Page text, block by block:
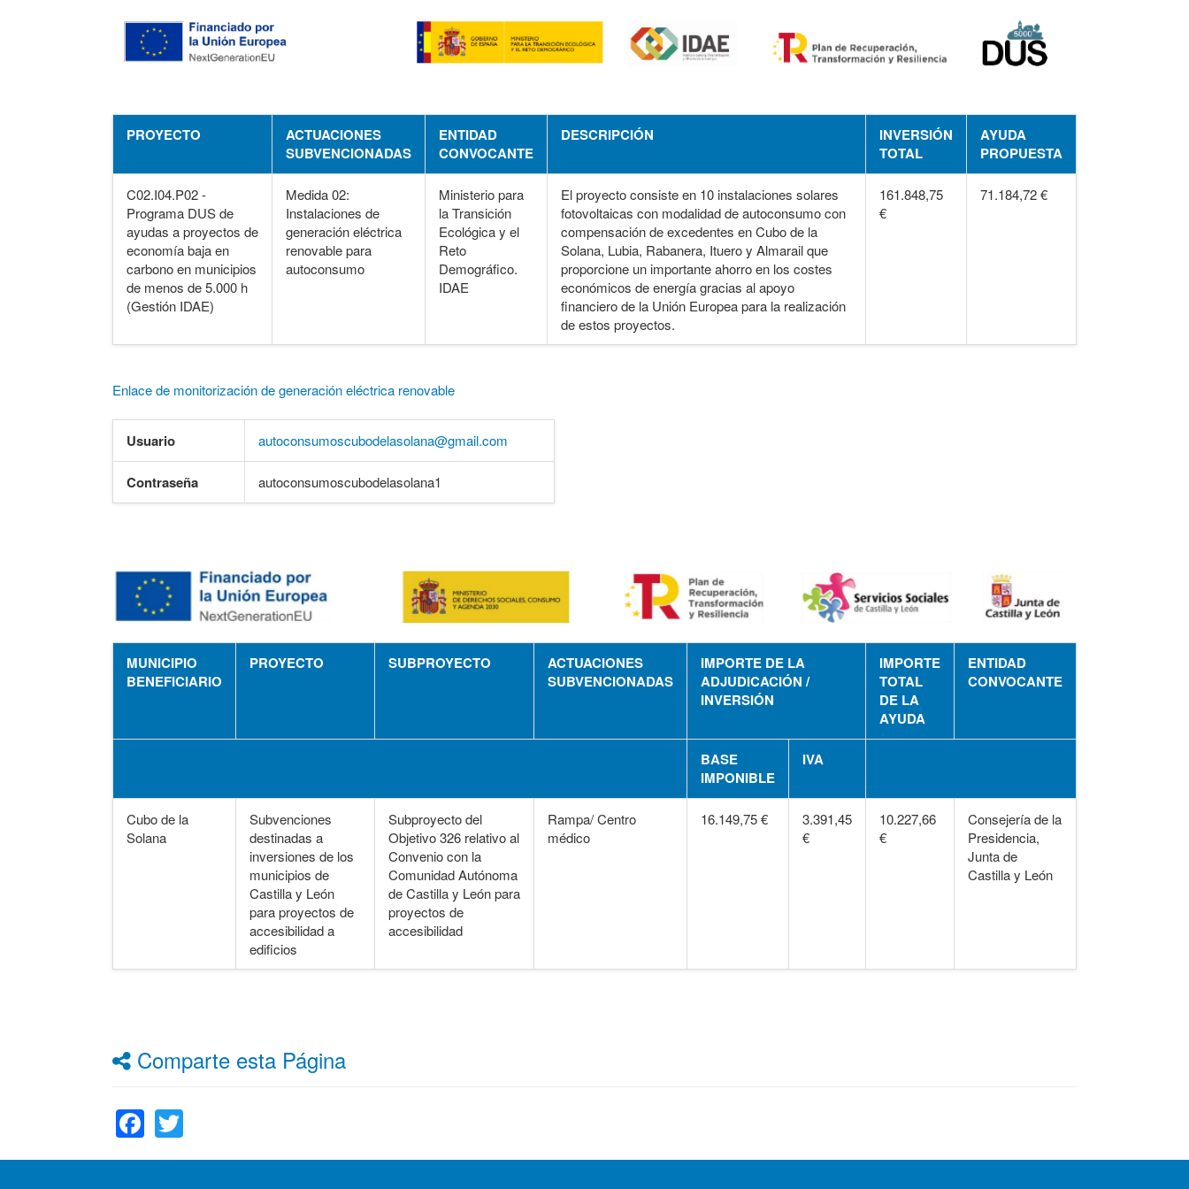
PROYECTO
ACTUACIONES
SUBVENCIONADAS
ENTIDAD
CONVOCANTE
DESCRIPCIÓN
INVERSIÓN
TOTAL
AYUDA
PROPUESTA
C02.I04.P02 -
Programa DUS de
ayudas a proyectos de
economía baja en
carbono en municipios
de menos de 5.000 h
(Gestión IDAE)
Medida 02:
Instalaciones de
generación eléctrica
renovable para
autoconsumo
Ministerio para
la Transición
Ecológica y el
Reto
Demográfico.
IDAE
El proyecto consiste en 10 instalaciones solares
fotovoltaicas con modalidad de autoconsumo con
compensación de excedentes en Cubo de la
Solana, Lubia, Rabanera, Ituero y Almarail que
proporcione un importante ahorro en los costes
económicos de energía gracias al apoyo
financiero de la Unión Europea para la realización
de estos proyectos.
161.848,75
€
71.184,72 €
Enlace de monitorización de generación eléctrica renovable
Usuario autoconsumoscubodelasolana@gmail.com
Contraseña autoconsumoscubodelasolana1
MUNICIPIO
BENEFICIARIO
PROYECTO SUBPROYECTO
ACTUACIONES
SUBVENCIONADAS
IMPORTE DE LA
ADJUDICACIÓN /
INVERSIÓN
IMPORTE
TOTAL
DE LA
AYUDA
ENTIDAD
CONVOCANTE
BASE
IMPONIBLE
IVA
Cubo de la
Solana
Subvenciones
destinadas a
inversiones de los
municipios de
Castilla y León
para proyectos de
accesibilidad a
edificios
Subproyecto del
Objetivo 326 relativo al
Convenio con la
Comunidad Autónoma
de Castilla y León para
proyectos de
accesibilidad
Rampa/ Centro
médico
16.149,75 €
3.391,45
€
10.227,66
€
Consejería de la
Presidencia,
Junta de
Castilla y León
Comparte esta Página
Facebook